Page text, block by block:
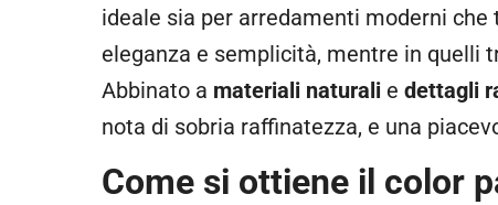
ideale sia per arredamenti moderni
eleganza e semplicità, mentre in quelli
Abbinato a materiali naturali e dettagli
nota di sobria raffinatezza, e una
Come si ottiene il color